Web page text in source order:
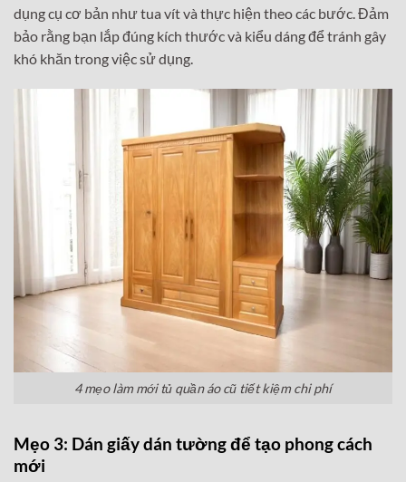
dụng cụ cơ bản như tua vít và thực hiện theo các bước. Đảm
bảo rằng bạn lắp đúng kích thước và kiểu dáng để tránh gây
khó khăn trong việc sử dụng.
4 mẹo làm mới tủ quần áo cũ tiết kiệm chi phí
Mẹo 3: Dán giấy dán tường để tạo phong cách
mới